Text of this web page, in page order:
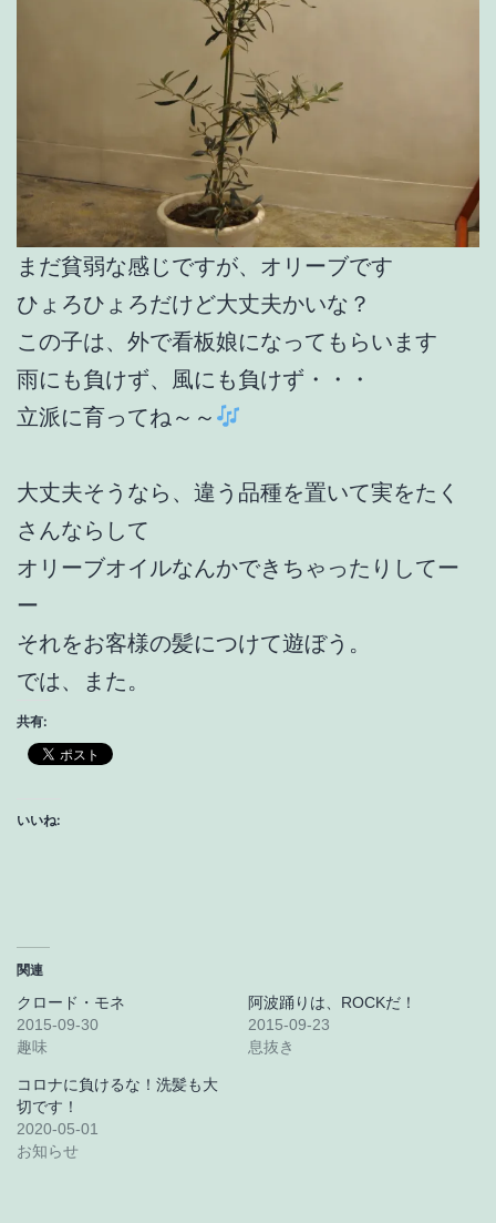
まだ貧弱な感じですが、オリーブです
ひょろひょろだけど大丈夫かいな？
この子は、外で看板娘になってもらいます
雨にも負けず、風にも負けず・・・
立派に育ってね～～
大丈夫そうなら、違う品種を置いて実をたく
さんならして
オリーブオイルなんかできちゃったりしてー
ー
それをお客様の髪につけて遊ぼう。
では、また。
共有:
いいね:
関連
クロード・モネ
2015-09-30
趣味
阿波踊りは、ROCKだ！
2015-09-23
息抜き
コロナに負けるな！洗髪も大
切です！
2020-05-01
お知らせ